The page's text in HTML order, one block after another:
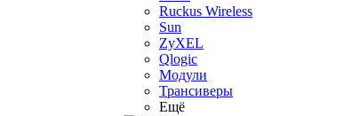
Ruckus Wireless
Sun
ZyXEL
Qlogic
Модули
Трансиверы
Ещё